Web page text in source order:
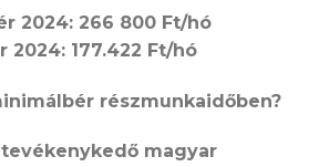
2024: 266 800 Ft/hó
177.422 Ft/hó
részmunkaidőben?
magyar